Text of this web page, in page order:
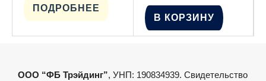
ПОДРОБНЕЕ
товара.
В КОРЗИНУ
ООО “ФБ Трэйдинг”, УНП: 190834939. Свидетельство